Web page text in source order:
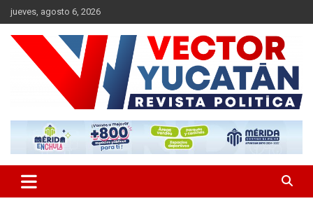
Saltar
al
contenido
jueves, agosto 6, 2026
Vector Yucatán